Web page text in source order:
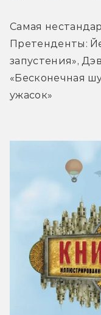
Самая
Претенденты:
запустения»,
«Бесконечная
ужасок»